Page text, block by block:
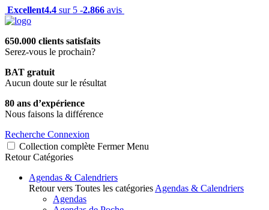
Excellent4.4 sur 5 -2.866 avis
650.000 clients satisfaits
Serez-vous le prochain?
BAT gratuit
Aucun doute sur le résultat
80 ans d’expérience
Nous faisons la différence
Recherche Connexion
Collection complète Fermer Menu
Retour Catégories
Agendas & Calendriers
Retour vers Toutes les catégories Agendas & Calendriers
Agendas